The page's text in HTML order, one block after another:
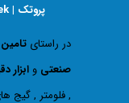
پروتک | ProTek
در راستای
صنعتی و ابزار
, فلومتر , گیج